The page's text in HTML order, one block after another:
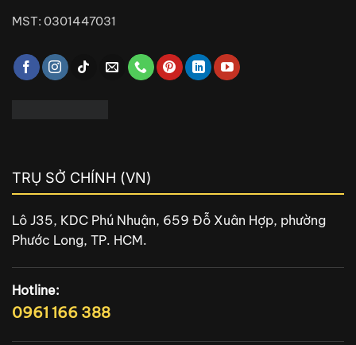
MST: 0301447031
TRỤ SỞ CHÍNH (VN)
Lô J35, KDC Phú Nhuận, 659 Đỗ Xuân Hợp, phường
Phước Long, TP. HCM.
Hotline:
0961 166 388